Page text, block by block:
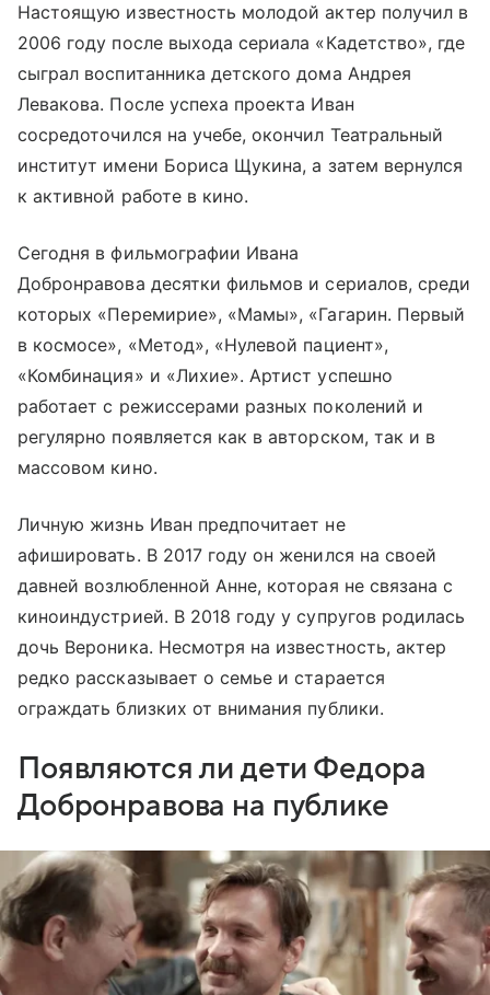
Настоящую известность молодой актер получил в
2006 году после выхода сериала «Кадетство», где
сыграл воспитанника детского дома Андрея
Левакова. После успеха проекта Иван
сосредоточился на учебе, окончил Театральный
институт имени Бориса Щукина, а затем вернулся
к активной работе в кино.
Сегодня в фильмографии Ивана
Добронравова десятки фильмов и сериалов, среди
которых «Перемирие», «Мамы», «Гагарин. Первый
в космосе», «Метод», «Нулевой пациент»,
«Комбинация» и «Лихие». Артист успешно
работает с режиссерами разных поколений и
регулярно появляется как в авторском, так и в
массовом кино.
Личную жизнь Иван предпочитает не
афишировать. В 2017 году он женился на своей
давней возлюбленной Анне, которая не связана с
киноиндустрией. В 2018 году у супругов родилась
дочь Вероника. Несмотря на известность, актер
редко рассказывает о семье и старается
ограждать близких от внимания публики.
Появляются ли дети Федора
Добронравова на публике